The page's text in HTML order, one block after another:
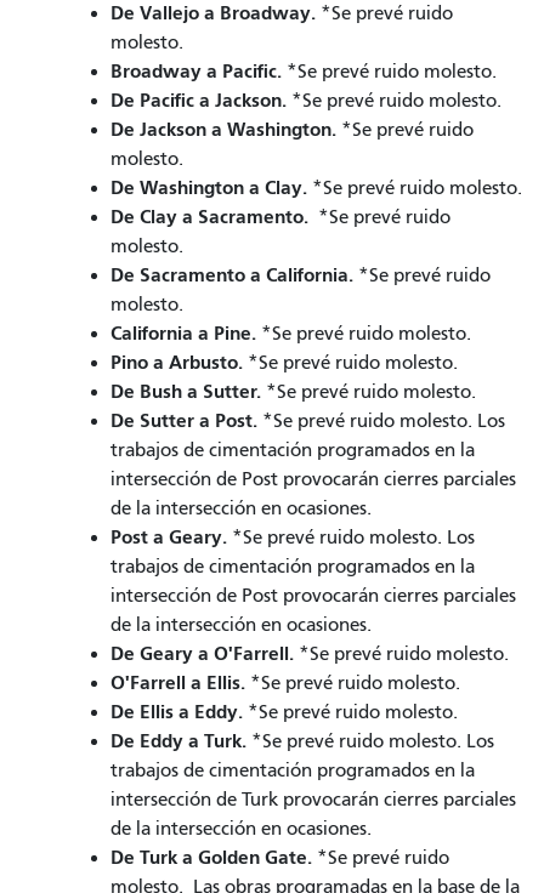
De Vallejo a Broadway. *Se prevé ruido
molesto.
Broadway a Pacific. *Se prevé ruido molesto.
De Pacific a Jackson. *Se prevé ruido molesto.
De Jackson a Washington. *Se prevé ruido
molesto.
De Washington a Clay. *Se prevé ruido molesto.
De Clay a Sacramento. *Se prevé ruido
molesto.
De Sacramento a California. *Se prevé ruido
molesto.
California a Pine. *Se prevé ruido molesto.
Pino a Arbusto. *Se prevé ruido molesto.
De Bush a Sutter. *Se prevé ruido molesto.
De Sutter a Post. *Se prevé ruido molesto. Los
trabajos de cimentación programados en la
intersección de Post provocarán cierres parciales
de la intersección en ocasiones.
Post a Geary. *Se prevé ruido molesto. Los
trabajos de cimentación programados en la
intersección de Post provocarán cierres parciales
de la intersección en ocasiones.
De Geary a O'Farrell. *Se prevé ruido molesto.
O'Farrell a Ellis. *Se prevé ruido molesto.
De Ellis a Eddy. *Se prevé ruido molesto.
De Eddy a Turk. *Se prevé ruido molesto. Los
trabajos de cimentación programados en la
intersección de Turk provocarán cierres parciales
de la intersección en ocasiones.
De Turk a Golden Gate. *Se prevé ruido
molesto. Las obras programadas en la base de la